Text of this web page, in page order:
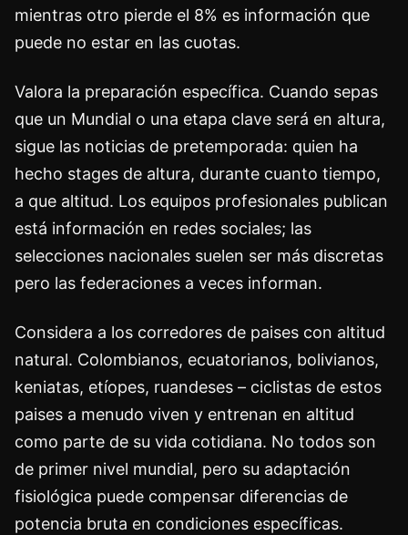
mientras otro pierde el 8% es información que
puede no estar en las cuotas.
Valora la preparación específica. Cuando sepas
que un Mundial o una etapa clave será en altura,
sigue las noticias de pretemporada: quien ha
hecho stages de altura, durante cuanto tiempo,
a que altitud. Los equipos profesionales publican
está información en redes sociales; las
selecciones nacionales suelen ser más discretas
pero las federaciones a veces informan.
Considera a los corredores de paises con altitud
natural. Colombianos, ecuatorianos, bolivianos,
keniatas, etíopes, ruandeses – ciclistas de estos
paises a menudo viven y entrenan en altitud
como parte de su vida cotidiana. No todos son
de primer nivel mundial, pero su adaptación
fisiológica puede compensar diferencias de
potencia bruta en condiciones específicas.